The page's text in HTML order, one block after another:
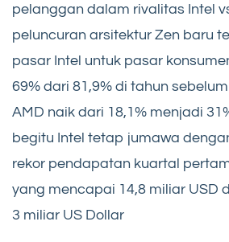
pelanggan dalam rivalitas Intel
peluncuran arsitektur Zen baru
pasar Intel untuk pasar
69% dari 81,9% di tahun
AMD naik dari 18,1% menjadi
begitu Intel tetap jumawa
rekor pendapatan kuartal
yang mencapai 14,8 miliar USD
3 miliar US Dollar